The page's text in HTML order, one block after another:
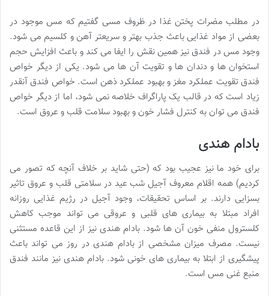
در مطلب مضرات پختن غذا در ظروف مسی گفتیم که مس موجود در
بعضی از مواد غذایی باعث جذب بهتر و سریعتر آهن و کلسیم می شود.
وجود مس در فندق نیز همین نقش را ایفا می کند و باعث افزایش حجم
استخوان ها و دندان ها و تقویت آن ها می شود. یکی از دیگر خواص
فندق تقویت عملکرد مغز و بهبود عملکرد ذهن است. خواص فندق آنقدر
زیاد است که در قالب یک پاراگراف خلاصه نمی شود، اما از دیگر خواص
فندق می توان به کنترل فشار خون و بهبود سلامت قلب و عروق است.
بادام هندی
برای خود ما نیز عجیب بود که (حتی شاید بر خلاف آنچه که تصور می
کردیم) همه اقلام معروف آجیل شب عید در سلامتی قلب و عروق تاثیر
بسزایی دارند. بر اساس تحقیقات، وجود آجیل در رژیم غذایی روزانه
افراد مبتلا به بیماری های قلبی و عروقی می تواند موجب کاهش
کلسترول منفی خون آن ها شود. بادام هندی نیز از این قاعده مستثنی
نیست. مصرف میزان مشخصی از بادام هندی در روز می تواند باعث
پیشگیری از ابتلا به بیماری های خونی شود. بادام هندی نیز مانند فندق
منبع غنی مس است.